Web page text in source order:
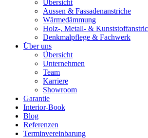
Übersicht
Aussen & Fassadenanstriche
Wärmedämmung
Holz-, Metall- &
Denkmalpflege & Fachwerk
Über uns
Übersicht
Unternehmen
Team
Karriere
Showroom
Garantie
Interior-Book
Blog
Referenzen
Terminvereinbarung